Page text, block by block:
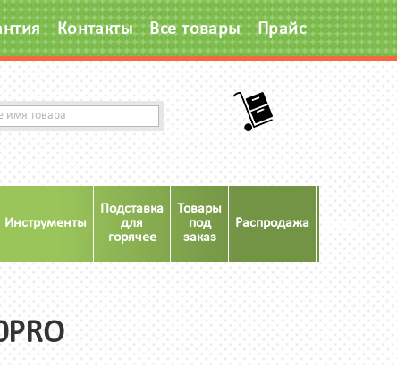
Контакты Все товары Прайс
Инструменты
Подставка
для
горячее
Товары
под
заказ
Распродажа